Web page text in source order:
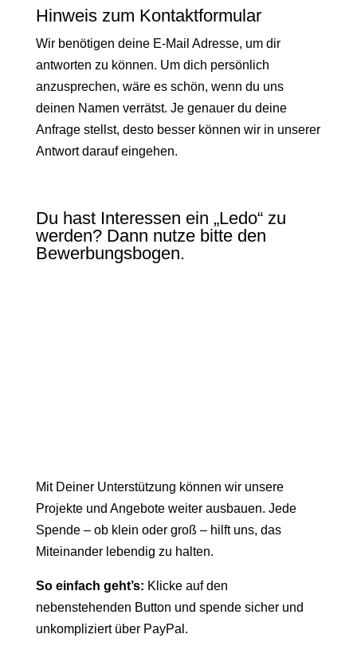
Hinweis zum Kontaktformular
Wir benötigen deine E-Mail Adresse, um dir
antworten zu können. Um dich persönlich
anzusprechen, wäre es schön, wenn du uns
deinen Namen verrätst. Je genauer du deine
Anfrage stellst, desto besser können wir in unserer
Antwort darauf eingehen.
Du hast Interessen ein „Ledo“ zu
werden? Dann nutze bitte den
Bewerbungsbogen.
Mit Deiner Unterstützung können wir unsere
Projekte und Angebote weiter ausbauen. Jede
Spende – ob klein oder groß – hilft uns, das
Miteinander lebendig zu halten.
So einfach geht’s: Klicke auf den
nebenstehenden Button und spende sicher und
unkompliziert über PayPal.